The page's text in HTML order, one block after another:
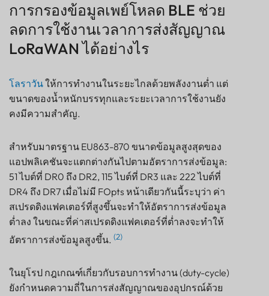
การกรองข้อมูลเพย์โหลด BLE ช่วย
ลดการใช้งานเวลาการส่งสัญญาณ
LoRaWAN ได้อย่างไร
โลราวันให้การทำงานในระยะไกลด้วยพลังงานต่ำ แต่
ขนาดของน้ำหนักบรรทุกและระยะเวลาการใช้งานยัง
คงมีความสำคัญ.
สำหรับมาตรฐาน EU863-870 ขนาดข้อมูลสูงสุดของ
แอปพลิเคชันจะแตกต่างกันไปตามอัตราการส่งข้อมูล:
51 ไบต์ที่ DR0 ถึง DR2, 115 ไบต์ที่ DR3 และ 222 ไบต์ที่
DR4 ถึง DR7 เมื่อไม่มี FOpts หน้าเดียวกันนี้ระบุว่า ค่า
สเปรดดิงแฟคเตอร์ที่สูงขึ้นจะทำให้อัตราการส่งข้อมูล
ต่ำลง ในขณะที่ค่าสเปรดดิงแฟคเตอร์ที่ต่ำลงจะทำให้
อัตราการส่งข้อมูลสูงขึ้น. (2)
ในยุโรป กฎเกณฑ์เกี่ยวกับรอบการทำงาน (duty-cycle)
ยังกำหนดความถี่ในการส่งสัญญาณของอุปกรณ์ด้วย